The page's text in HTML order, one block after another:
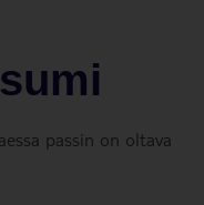
passin on oltava